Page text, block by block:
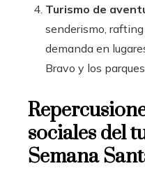
Turismo de
senderismo,
demanda en
Bravo y los
sociales del
Semana